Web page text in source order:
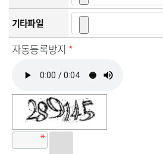
기타파일
자동등록방지 *